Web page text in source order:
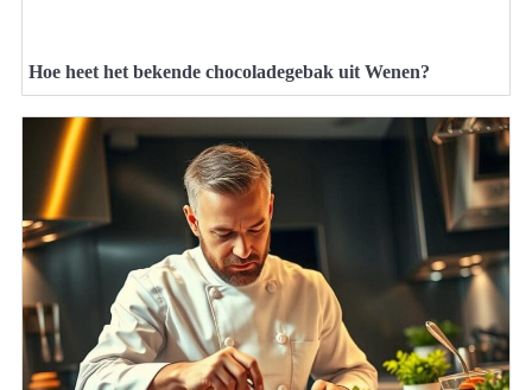
Hoe heet het bekende chocoladegebak uit Wenen?